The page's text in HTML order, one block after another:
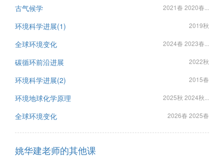
古气候学 2021春 2020春...
环境科学进展(1) 2019秋
全球环境变化 2024春 2023春...
碳循环前沿进展 2022秋
环境科学进展(2) 2015春
环境地球化学原理 2025秋 2024秋...
全球环境变化 2026春 2025春
姚华建老师的其他课